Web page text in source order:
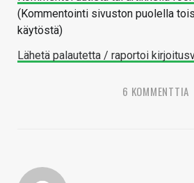
(Kommentointi sivuston puolella
käytöstä)
Lähetä palautetta / raportoi
6 KOMMENTTIA